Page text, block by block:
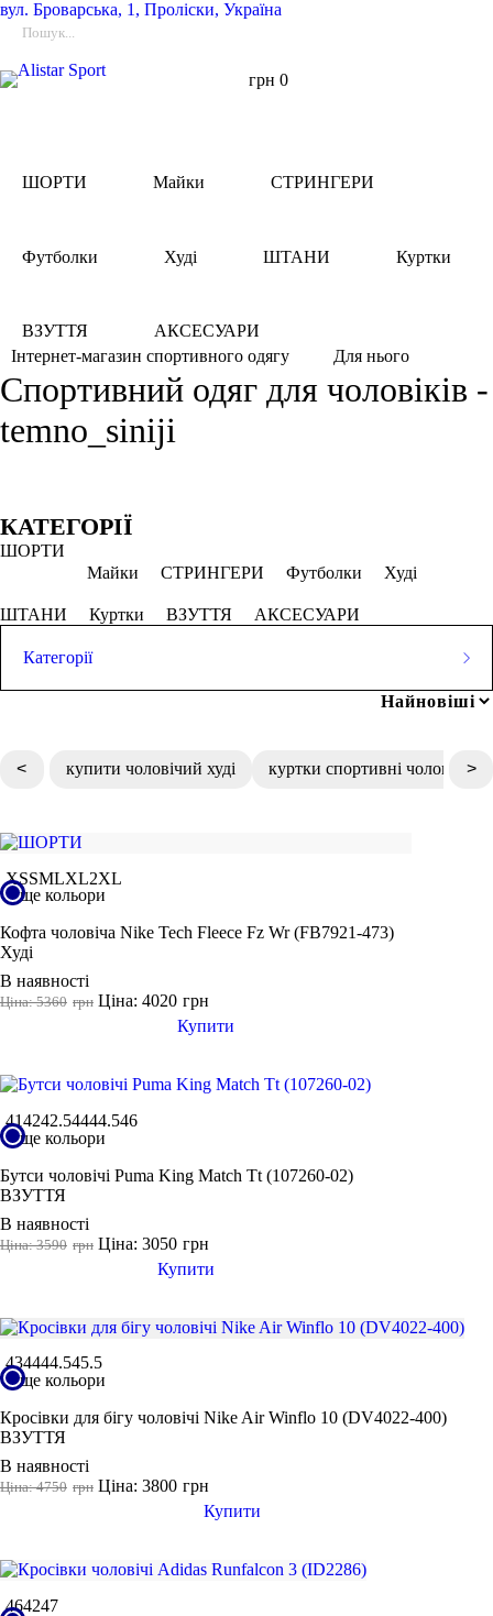
вул. Броварська, 1, Проліски, Україна
грн 0
ШОРТИ Майки СТРИНГЕРИ
Футболки Худі ШТАНИ Куртки
ВЗУТТЯ
АКСЕСУАРИ
Інтернет-магазин спортивного одягу
Для нього
Спортивний одяг для чоловіків -
temno_siniji
Обрано
Темно-синій
СКАСОВУВАТИ ВСЕ
Розмір одягу
Показати більше
Колір
Розмір взуття
КАТЕГОРІЇ
ШОРТИ
Майки
СТРИНГЕРИ Футболки Худі
ШТАНИ Куртки ВЗУТТЯ АКСЕСУАРИ
Категорії
ШТАНИ Куртки ВЗУТТЯ АКСЕСУАРИ
чоловічи кросівки
кофти жіночі львів
штани жіночі спортивні
< купити чоловічий худі куртки спортивні чоловічі>
XSSMLXL2XL
ще кольори
Кофта чоловіча Nike Tech Fleece Fz Wr (FB7921-473)
Худі
В наявності
грн
Ціна: 5360 грн
Ціна: 4020
Купити
414242.54444.546
ще кольори
Бутси чоловічі Puma King Match Tt (107260-02)
ВЗУТТЯ
В наявності
грн
Ціна: 3590 грн
Ціна: 3050
Купити
434444.545.5
ще кольори
Кросівки для бігу чоловічі Nike Air Winflo 10 (DV4022-400)
ВЗУТТЯ
В наявності
грн
Ціна: 4750 грн
Ціна: 3800
Купити
464247